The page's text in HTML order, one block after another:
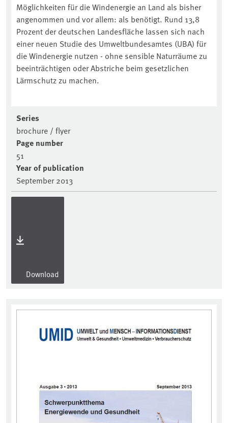
Möglichkeiten für die Windenergie an Land als bisher
angenommen und vor allem: als benötigt. Rund 13,8
Prozent der deutschen Landesfläche lassen sich nach
einer neuen Studie des Umweltbundesamtes (UBA) für
die Windenergie nutzen - ohne sensible Naturräume zu
beeinträchtigen oder Abstriche beim gesetzlichen
Lärmschutz zu machen.
Series
brochure / flyer
Page number
51
Year of publication
September 2013
Download